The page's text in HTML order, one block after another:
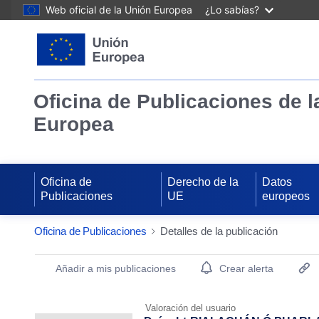
Web oficial de la Unión Europea ¿Lo sabías?
Oficina de Publicaciones de
Europea
Oficina de
Publicaciones
Derecho de la
UE
Datos
europeos
Oficina de Publicaciones Detalles de la publicación
Publication Detail Actions Portlet
Añadir a mis publicaciones Crear alerta
Valoración del usuario